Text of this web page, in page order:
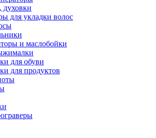
для укладки волос
и маслобойки
для обуви
для продуктов